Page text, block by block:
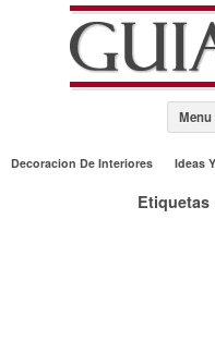
Menu
Decoracion De Interiores Ideas
Etiquetas